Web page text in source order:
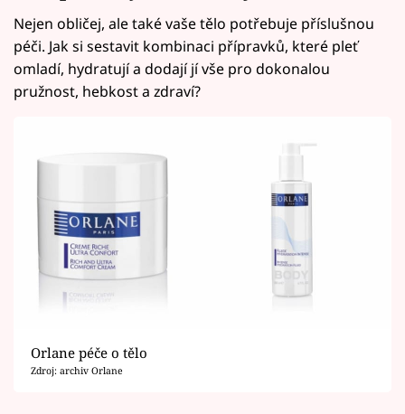
Nejen obličej, ale také vaše tělo potřebuje příslušnou
péči. Jak si sestavit kombinaci přípravků, které pleť
omladí, hydratují a dodají jí vše pro dokonalou
pružnost, hebkost a zdraví?
Orlane péče o tělo
Zdroj: archiv Orlane